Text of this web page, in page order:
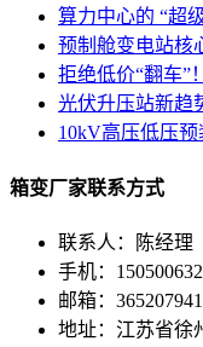
算力中心的 “超
预制舱变电站核
拒绝低价“翻车”
光伏升压站新趋
10kV高压低压
箱变厂家联系方式
联系人：陈经理
手机：
邮箱：
地址：江苏省徐